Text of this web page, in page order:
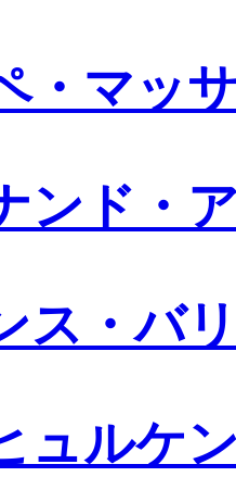
・マッ
ンド・
ス・バ
ュルケ